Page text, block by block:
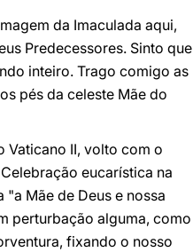
da Imaculada aqui,
Predecessores. Sinto que
inteiro. Trago comigo as
pés da celeste Mãe do
Vaticano II, volto com o
eucarística na
"a Mãe de Deus e nossa
perturbação alguma, como
fixando o nosso